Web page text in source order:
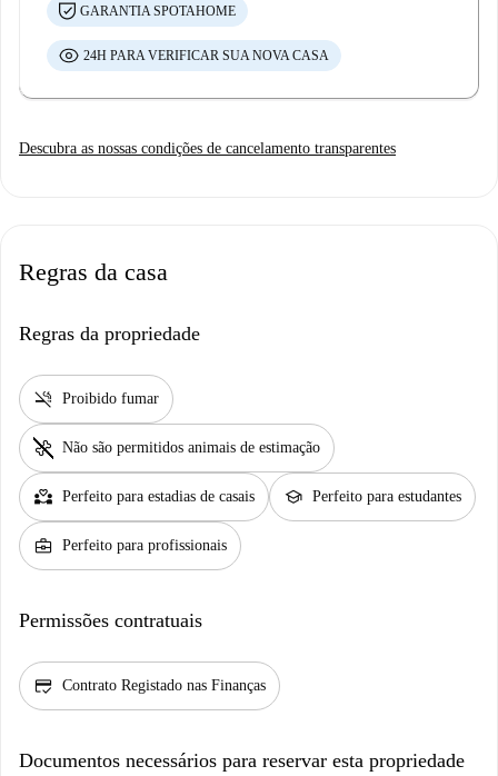
GARANTIA SPOTAHOME
24H PARA VERIFICAR SUA NOVA CASA
Descubra as nossas condições de cancelamento transparentes
Regras da casa
Regras da propriedade
smoke_free Proibido fumar
pet_supplies Não são permitidos animais de estimação
partner_heart Perfeito para estadias de casais school Perfeito para estudantes
business_center Perfeito para profissionais
Permissões contratuais
credit_score Contrato Registado nas Finanças
Documentos necessários para reservar esta propriedade